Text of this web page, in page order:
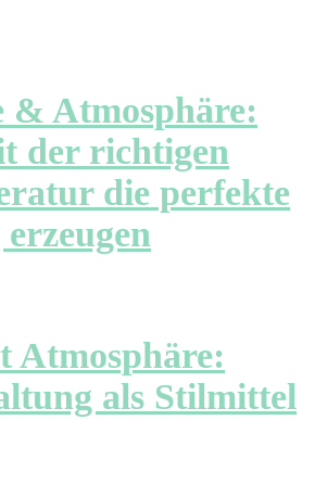
Atmosphäre:
der richtigen
die perfekte
Atmosphäre:
als Stilmittel